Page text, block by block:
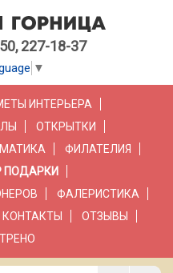
227-18-37
▼
ИНТЕРЬЕРА
ОТКРЫТКИ
ФИЛАТЕЛИЯ
ПОДАРКИ
ФАЛЕРИСТИКА
КОНТАКТЫ
ОТЗЫВЫ